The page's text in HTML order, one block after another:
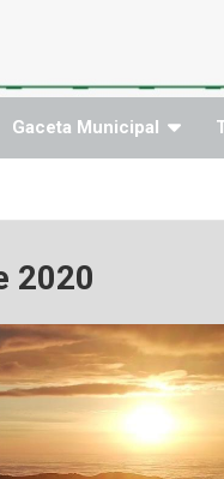
Gaceta Municipal
2020